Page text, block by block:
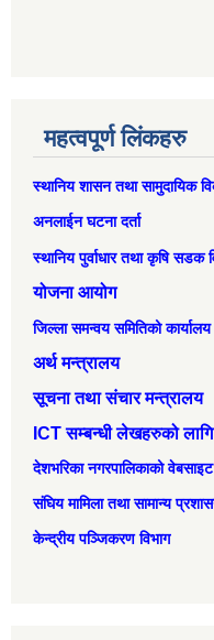
महत्वपूर्ण लिंकहरु
स्थानिय शासन तथा सामुदायिक
अनलाईन घटना दर्ता
स्थानिय पुर्वाधार तथा कृषि सडक
योजना आयोग
जिल्ला समन्वय समितिको
अर्थ मन्त्रालय
सूचना तथा संचार मन्त्रालय
ICT सम्बन्धी लेखहरुको लागि
देशभरिका नगरपालिकाको वेबसाइट
संघिय मामिला तथा सामान्‍य
केन्द्रीय पञ्जिकरण विभाग